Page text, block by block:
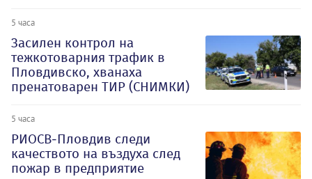
5 часа
Засилен контрол на
тежкотоварния трафик в
Пловдивско, хванаха
пренатоварен ТИР (СНИМКИ)
5 часа
РИОСВ-Пловдив следи
качеството на въздуха след
пожар в предприятие